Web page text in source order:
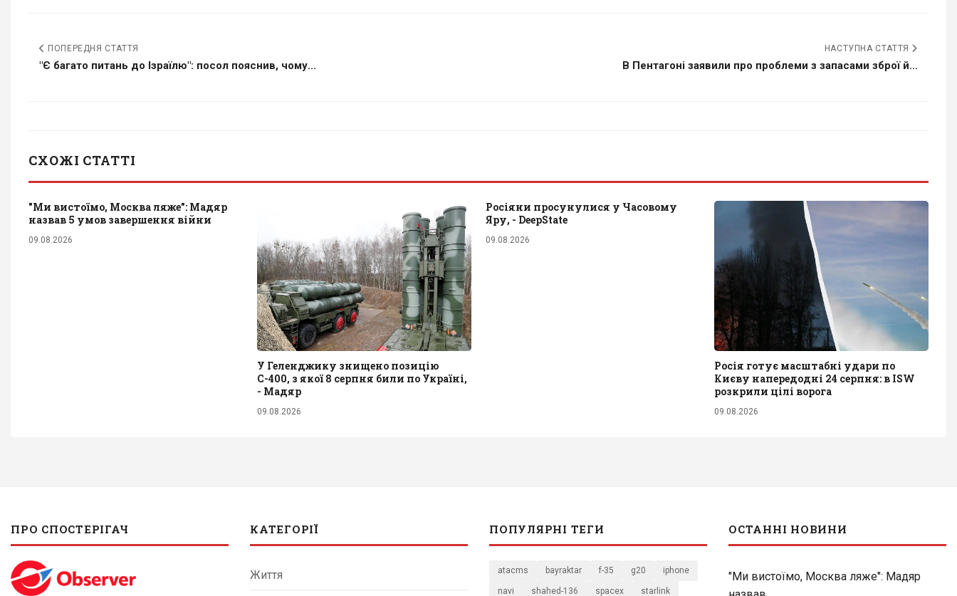
ПОПЕРЕДНЯ СТАТТЯ
"Є багато питань до Ізраїлю": посол пояснив, чому...
НАСТУПНА СТАТТЯ
В Пентагоні заявили про проблеми з запасами зброї й...
СХОЖІ СТАТТІ
"Ми вистоїмо, Москва ляже": Мадяр
назвав 5 умов завершення війни
09.08.2026
У Геленджику знищено позицію
С-400, з якої 8 серпня били по Україні,
- Мадяр
09.08.2026
Росіяни просунулися у Часовому
Яру, - DeepState
09.08.2026
Росія готує масштабні удари по
Києву напередодні 24 серпня: в ISW
розкрили цілі ворога
09.08.2026
ПРО СПОСТЕРІГАЧ КАТЕГОРІЇ
Життя
ПОПУЛЯРНІ ТЕГИ
atacms bayraktar f-35 g20 iphone
navi shahed-136 spacex starlink
ОСТАННІ НОВИНИ
"Ми вистоїмо, Москва ляже": Мадяр